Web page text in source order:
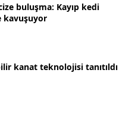
buluşma: Kayıp kedi
kavuşuyor
kanat teknolojisi tanıtıldı